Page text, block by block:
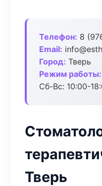
Телефон: 8
Email:
Город: Тверь
Режим работы:
Сб-Вс: 10:00-
Тверь